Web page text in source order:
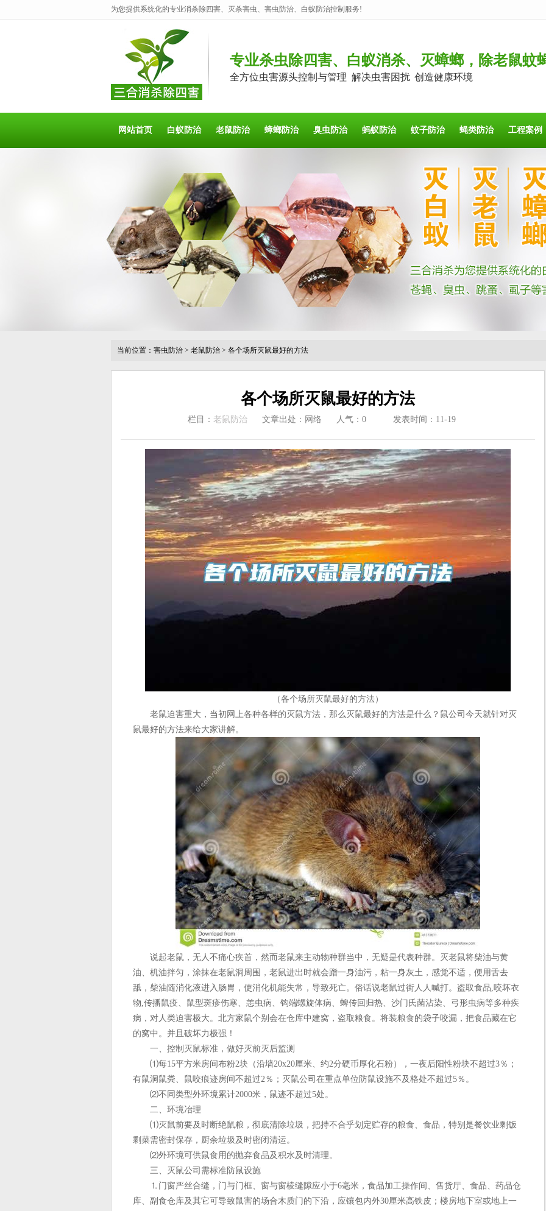
为您提供系统化的专业消杀除四害、灭杀害虫、害虫防治、白蚁防治控制服务!
专业杀虫除四害、白蚁消杀、灭蟑螂，除老鼠蚊
全方位虫害源头控制与管理 解决虫害困扰 创造健康环境
网站首页 白蚁防治 老鼠防治 蟑螂防治 臭虫防治 蚂蚁防治 蚊子防治 蝇类防治 工程案例
当前位置： 害虫防治 > 老鼠防治 > 各个场所灭鼠最好的方法
各个场所灭鼠最好的方法
栏目： 老鼠防治 文章出处：网络 人气： 0 发表时间：11-19
（各个场所灭鼠最好的方法）
老鼠迫害重大，当初网上各种各样的灭鼠方法，那么灭鼠最好的方法是什么？鼠公司今天就针对灭
鼠最好的方法来给大家讲解。
说起老鼠，无人不痛心疾首，然而老鼠来主动物种群当中，无疑是代表种群。灭老鼠将柴油与黄
油、机油拌匀，涂抹在老鼠洞周围，老鼠进出时就会蹭一身油污，粘一身灰土，感觉不适，便用舌去
舐，柴油随消化液进入肠胃，使消化机能失常，导致死亡。俗话说老鼠过街人人喊打。盗取食品,咬坏衣
物,传播鼠疫、鼠型斑疹伤寒、恙虫病、钩端螺旋体病、蜱传回归热、沙门氏菌沾染、弓形虫病等多种疾
病，对人类迫害极大。北方家鼠个别会在仓库中建窝，盗取粮食。将装粮食的袋子咬漏，把食品藏在它
的窝中。并且破坏力极强！
一、控制灭鼠标准，做好灭前灭后监测
⑴每15平方米房间布粉2块（沿墙20x20厘米、约2分硬币厚化石粉），一夜后阳性粉块不超过3％；
有鼠洞鼠粪、鼠咬痕迹房间不超过2％；灭鼠公司在重点单位防鼠设施不及格处不超过5％。
⑵不同类型外环境累计2000米，鼠迹不超过5处。
二、环境冶理
⑴灭鼠前要及时断绝鼠粮，彻底清除垃圾，把持不合乎划定贮存的粮食、食品，特别是餐饮业剩饭
剩菜需密封保存，厨余垃圾及时密闭清运。
⑵外环境可供鼠食用的抛弃食品及积水及时清理。
三、灭鼠公司需标准防鼠设施
⒈门窗严丝合缝，门与门框、窗与窗棱缝隙应小于6毫米，食品加工操作间、售货厅、食品、药品仓
库、副食仓库及其它可导致鼠害的场合木质门的下沿，应镶包内外30厘米高铁皮；楼房地下室或地上一